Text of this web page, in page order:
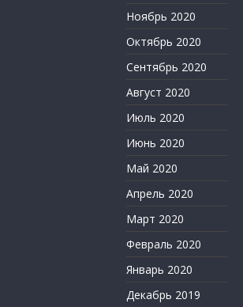
Ноябрь 2020
Октябрь 2020
Сентябрь 2020
Август 2020
Июль 2020
Июнь 2020
Май 2020
Апрель 2020
Март 2020
Февраль 2020
Январь 2020
Декабрь 2019